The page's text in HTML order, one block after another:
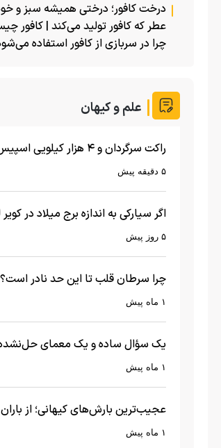
درخت کافور؛ درختی همیشه سبز و
عطر که کافور تولید می‌کند | کافور
چرا در سربازی از کافور استفاده
علم و کیهان
راکت سرگردان و ۴ هزار
۵ دقیقه پیش
اگر سیارکی به اندازه برج میلاد در
سقوط کند، چه اتفاقی می‌افتد؟
۵ روز پیش
چرا سرطان قلب تا این حد نادر است؟
ماجرای معامله عجیبی که در بدن اتفاق۱ ماه پیش
یک سؤال ساده و یک معمای
از بیگ‌بنگ و آغاز جهان چه چیزی وجود۱ ماه پیش
عجیب‌ترین بارش‌های کیهانی؛ از باران
جواهرات گران‌قیمت تا بارش آهن و۱ ماه پیش